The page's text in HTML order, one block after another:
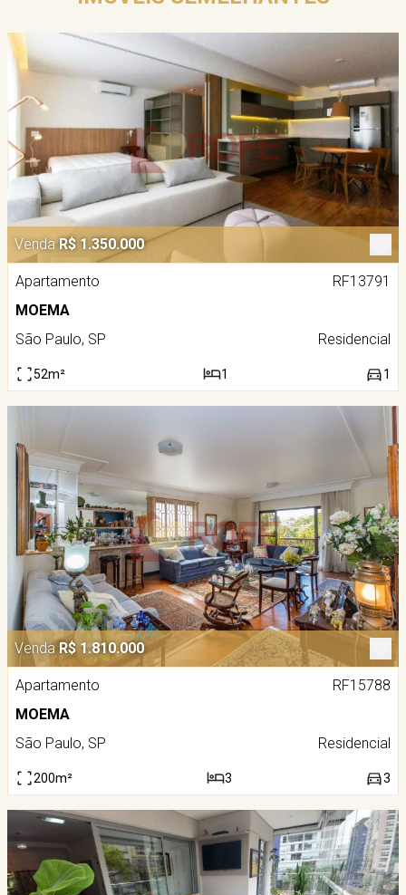
Venda R$ 1.350.000
Apartamento
RF13791
MOEMA
São Paulo, SP
Residencial
52m² 1 1
Venda R$ 1.810.000
Apartamento
RF15788
MOEMA
São Paulo, SP
Residencial
200m² 3 3